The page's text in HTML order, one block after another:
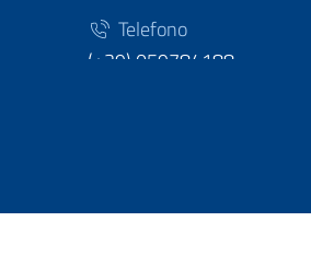
Telefono
(+39) 059784188